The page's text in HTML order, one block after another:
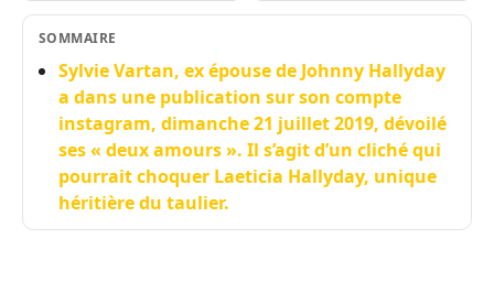
SOMMAIRE
Sylvie Vartan, ex épouse de Johnny Hallyday
a dans une publication sur son compte
instagram, dimanche 21 juillet 2019, dévoilé
ses « deux amours ». Il s’agit d’un cliché qui
pourrait choquer Laeticia Hallyday, unique
héritière du taulier.